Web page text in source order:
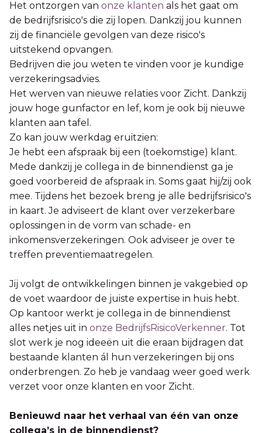
Het ontzorgen van onze klanten als het gaat om
de bedrijfsrisico's die zij lopen. Dankzij jou kunnen
zij de financiële gevolgen van deze risico's
uitstekend opvangen.
Bedrijven die jou weten te vinden voor je kundige
verzekeringsadvies.
Het werven van nieuwe relaties voor Zicht. Dankzij
jouw hoge gunfactor en lef, kom je ook bij nieuwe
klanten aan tafel.
Zo kan jouw werkdag eruitzien:
Je hebt een afspraak bij een (toekomstige) klant.
Mede dankzij je collega in de binnendienst ga je
goed voorbereid de afspraak in. Soms gaat hij/zij ook
mee. Tijdens het bezoek breng je alle bedrijfsrisico's
in kaart. Je adviseert de klant over verzekerbare
oplossingen in de vorm van schade- en
inkomensverzekeringen. Ook adviseer je over te
treffen preventiemaatregelen.
Jij volgt de ontwikkelingen binnen je vakgebied op
de voet waardoor de juiste expertise in huis hebt.
Op kantoor werkt je collega in de binnendienst
alles netjes uit in onze BedrijfsRisicoVerkenner. Tot
slot werk je nog ideeën uit die eraan bijdragen dat
bestaande klanten ál hun verzekeringen bij ons
onderbrengen. Zo heb je vandaag weer goed werk
verzet voor onze klanten en voor Zicht.
Benieuwd naar het verhaal van één van onze
collega’s in de binnendienst?